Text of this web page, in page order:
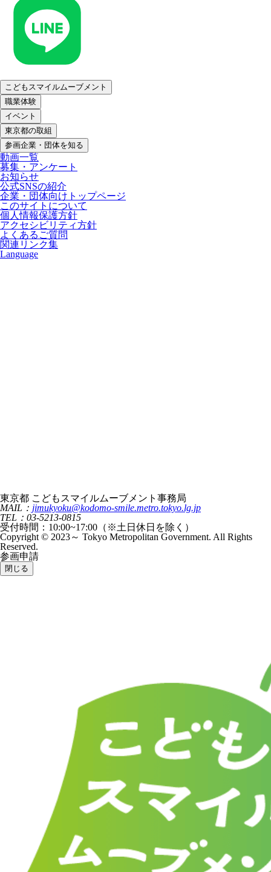
こどもスマイルムーブメント
職業体験
イベント
東京都の取組
参画企業・団体を知る
動画一覧
募集・アンケート
お知らせ
公式SNSの紹介
企業・団体向けトップページ
このサイトについて
個人情報保護方針
アクセシビリティ方針
よくあるご質問
関連リンク集
Language
東京都 こどもスマイルムーブメント事務局
MAIL： jimukyoku@kodomo-smile.metro.tokyo.lg.jp
TEL：03-5213-0815
受付時間：10:00~17:00（※土日休日を除く）
Copyright © 2023～ Tokyo Metropolitan Government. All Rights
Reserved.
参画申請
閉じる